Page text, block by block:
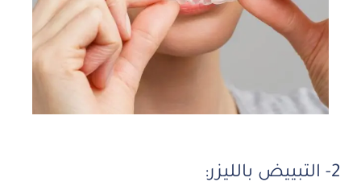
2- التبييض بالليزر: